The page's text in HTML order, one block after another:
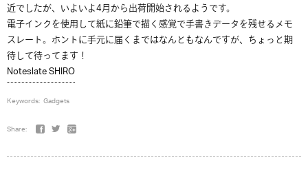
近でしたが、いよいよ4月から出荷開始されるようです。
電子インクを使用して紙に鉛筆で描く感覚で手書きデータを残せるメモ
スレート。ホントに手元に届くまではなんともなんですが、ちょっと期
待して待ってます！
Noteslate SHIRO
Keywords: Gadgets
Share: